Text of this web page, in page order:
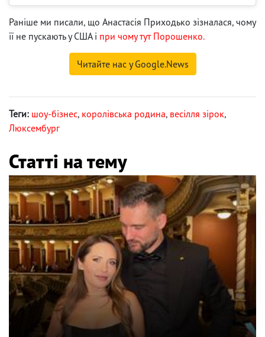
Раніше ми писали, що Анастасія Приходько зізналася, чому
її не пускають у США і при чому тут Порошенко.
Читайте нас у Google.News
Теги: шоу-бізнес, королівська родина, весілля зірок,
Люксембург
Статті на тему